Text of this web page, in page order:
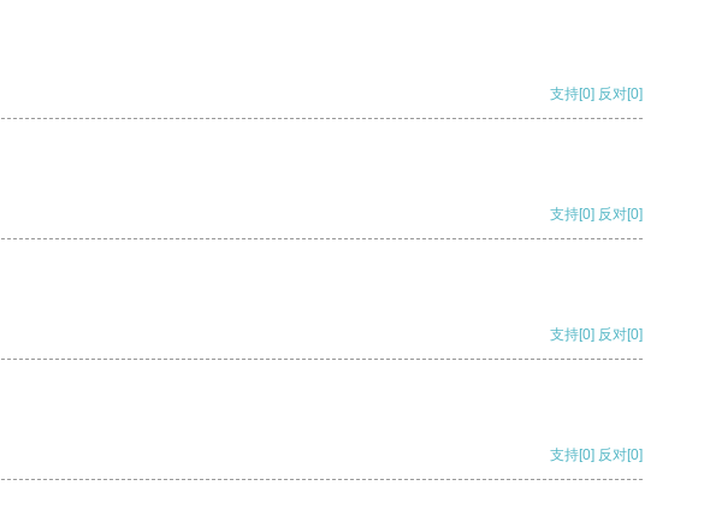
支持[0] 反对[0]
支持[0] 反对[0]
支持[0] 反对[0]
支持[0] 反对[0]